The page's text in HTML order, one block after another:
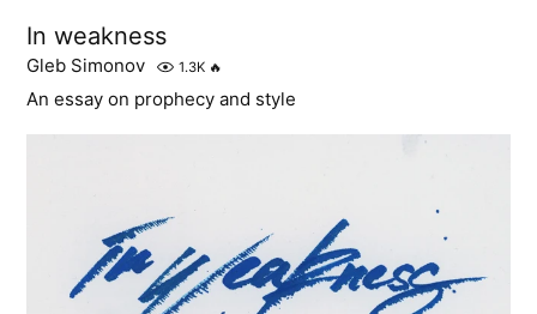
In weakness
Gleb Simonov 1.3K 🔥
An essay on prophecy and style